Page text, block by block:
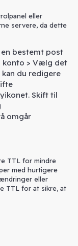
eller
servere, da dette
bestemt post
konto > Vælg det
du redigere
Skift til
omgår
TTL for mindre
med hurtigere
eller
TTL for at sikre, at